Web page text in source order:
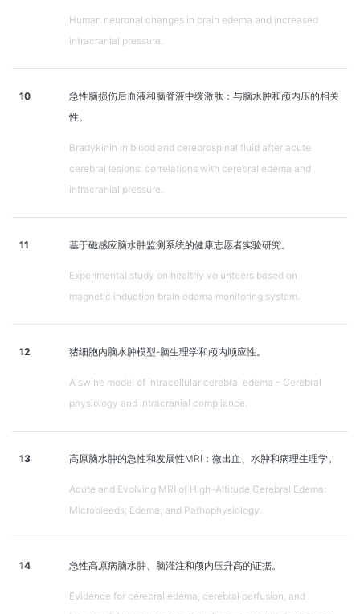
Human neuronal changes in brain edema and increased
intracranial pressure.
10
急性脑损伤后血液和脑脊液中缓激肽：与脑水肿和颅内压的相关
性。
Bradykinin in blood and cerebrospinal fluid after acute
cerebral lesions: correlations with cerebral edema and
intracranial pressure.
11 基于磁感应脑水肿监测系统的健康志愿者实验研究。
Experimental study on healthy volunteers based on
magnetic induction brain edema monitoring system.
12 猪细胞内脑水肿模型-脑生理学和颅内顺应性。
A swine model of intracellular cerebral edema - Cerebral
physiology and intracranial compliance.
13 高原脑水肿的急性和发展性MRI：微出血、水肿和病理生理学。
Acute and Evolving MRI of High-Altitude Cerebral Edema:
Microbleeds, Edema, and Pathophysiology.
14 急性高原病脑水肿、脑灌注和颅内压升高的证据。
Evidence for cerebral edema, cerebral perfusion, and